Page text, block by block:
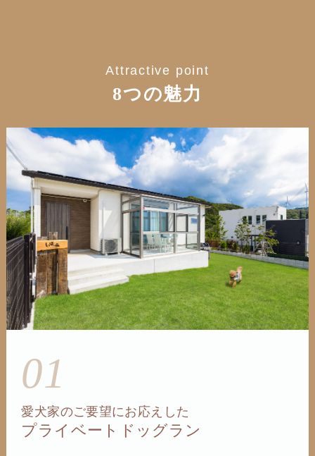
Attractive point
8つの魅力
01
愛犬家のご要望にお応えした
プライベートドッグラン